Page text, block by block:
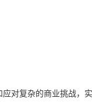
对复杂的商业挑战，